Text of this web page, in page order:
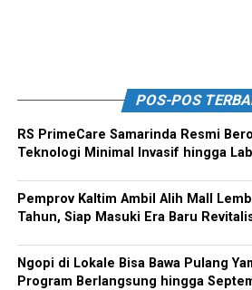
POS-POS
RS PrimeCare Samarinda Resmi
Teknologi Minimal Invasif hingga
Pemprov Kaltim Ambil Alih Mall
Tahun, Siap Masuki Era Baru
Ngopi di Lokale Bisa Bawa Pulang
Program Berlangsung hingga